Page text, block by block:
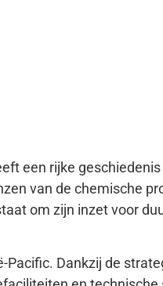
een rijke
van de chemische
om zijn inzet voor
Pacific. Dankzij de